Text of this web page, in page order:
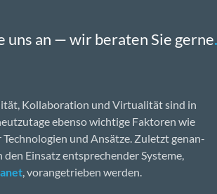
uns an — wir berat­en Sie gerne
Kol­lab­o­ra­tion und Vir­tu­al­ität sind in
eben­so wichtige Fak­toren wie
Tech­nolo­gien und Ansätze. Zulet­zt genan­
Ein­satz entsprechen­der Sys­teme,
, vor­angetrieben wer­den.